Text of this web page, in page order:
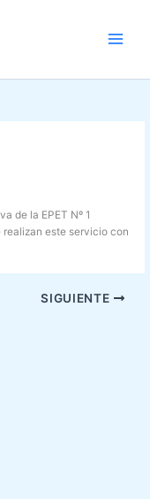
de la EPET Nº 1
realizan este servicio con
SIGUIENTE